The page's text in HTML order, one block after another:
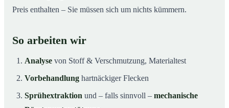
Preis enthalten – Sie müssen sich um nichts kümmern.
So arbeiten wir
Analyse von Stoff & Verschmutzung, Materialtest
Vorbehandlung hartnäckiger Flecken
Sprühextraktion und – falls sinnvoll – mechanische